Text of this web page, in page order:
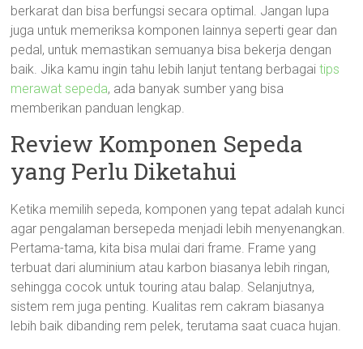
berkarat dan bisa berfungsi secara optimal. Jangan lupa
juga untuk memeriksa komponen lainnya seperti gear dan
pedal, untuk memastikan semuanya bisa bekerja dengan
baik. Jika kamu ingin tahu lebih lanjut tentang berbagaitips
merawat sepeda, ada banyak sumber yang bisa
memberikan panduan lengkap.
Review Komponen Sepeda
yang Perlu Diketahui
Ketika memilih sepeda, komponen yang tepat adalah kunci
agar pengalaman bersepeda menjadi lebih menyenangkan.
Pertama-tama, kita bisa mulai dari frame. Frame yang
terbuat dari aluminium atau karbon biasanya lebih ringan,
sehingga cocok untuk touring atau balap. Selanjutnya,
sistem rem juga penting. Kualitas rem cakram biasanya
lebih baik dibanding rem pelek, terutama saat cuaca hujan.